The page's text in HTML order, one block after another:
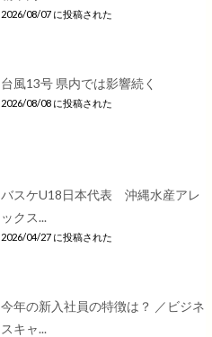
2026/08/07 に投稿された
台風13号 県内では影響続く
2026/08/08 に投稿された
バスケU18日本代表 沖縄水産アレ
ックス...
2026/04/27 に投稿された
今年の新入社員の特徴は？ ／ビジネ
スキャ...